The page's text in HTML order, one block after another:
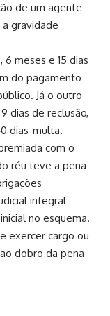
de um agente
gravidade
meses e 15 dias
do pagamento
Já o outro
dias de reclusão,
dias-multa.
com o
réu teve a pena
integral
no esquema.
exercer cargo ou
dobro da pena